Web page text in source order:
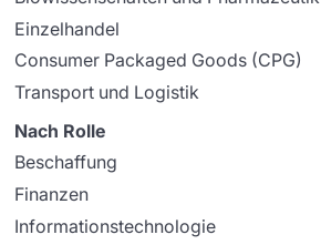
Einzelhandel
Consumer Packaged Goods (CPG)
Transport und Logistik
Nach Rolle
Beschaffung
Finanzen
Informationstechnologie